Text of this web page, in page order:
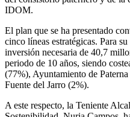
IDOM.
El plan que se ha presentado
cinco líneas estratégicas. Para
inversión necesaria de 40,7
periodo de 10 años, siendo
(77%), Ayuntamiento de
Fuente del Jarro (2%).
A este respecto, la Teniente